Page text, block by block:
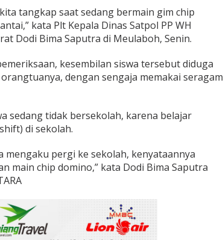
tangkap saat sedang bermain gim chip
kata Plt Kepala Dinas Satpol PP WH
Dodi Bima Saputra di Meulaboh, Senin.
kesembilan siswa tersebut diduga
dengan sengaja memakai seragam
sedang tidak bersekolah, karena belajar
di sekolah.
mengaku pergi ke sekolah, kenyataannya
main chip domino,” kata Dodi Bima Saputra